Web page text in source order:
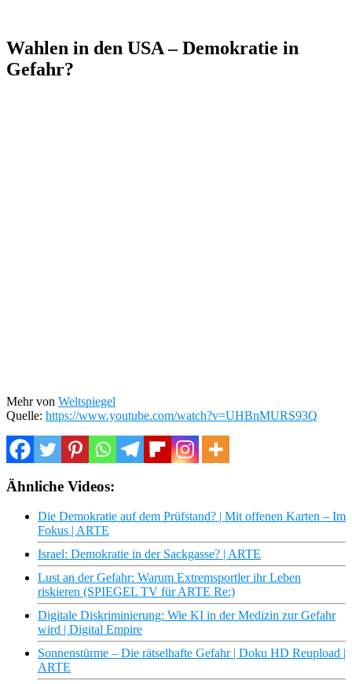
Wahlen in den USA – Demokratie in
Gefahr?
Mehr von Weltspiegel
Quelle: https://www.youtube.com/watch?v=UHBnMURS93Q
Ähnliche Videos:
Die Demokratie auf dem Prüfstand? | Mit offenen Karten – Im
Fokus | ARTE
Israel: Demokratie in der Sackgasse? | ARTE
Lust an der Gefahr: Warum Extremsportler ihr Leben
riskieren (SPIEGEL TV für ARTE Re:)
Digitale Diskriminierung: Wie KI in der Medizin zur Gefahr
wird | Digital Empire
Sonnenstürme – Die rätselhafte Gefahr | Doku HD Reupload |
ARTE